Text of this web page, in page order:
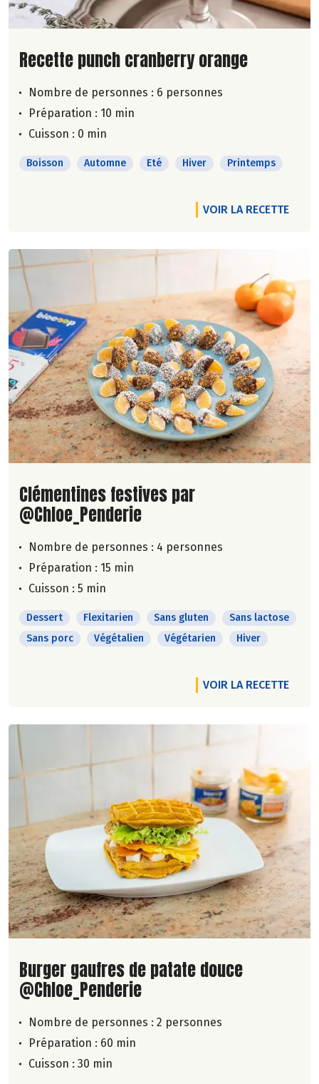
Lire la suite de la recette
Recette punch cranberry orange
Nombre de personnes : 6 personnes
Préparation : 10 min
Cuisson : 0 min
Boisson Automne Eté Hiver Printemps
VOIR LA RECETTE
Lire la suite de la recette
Clémentines festives par
@Chloe_Penderie
Nombre de personnes : 4 personnes
Préparation : 15 min
Cuisson : 5 min
Dessert Flexitarien Sans gluten
Sans lactose
Sans porc
Végétalien Végétarien Hiver
VOIR LA RECETTE
Lire la suite de la recette
Burger gaufres de patate douce
@Chloe_Penderie
Nombre de personnes : 2 personnes
Préparation : 60 min
Cuisson : 30 min